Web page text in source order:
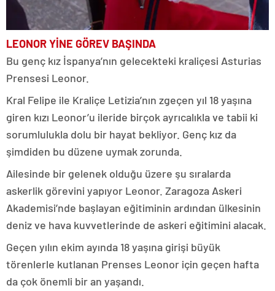
LEONOR YİNE GÖREV BAŞINDA
Bu genç kız İspanya’nın gelecekteki kraliçesi Asturias
Prensesi Leonor.
Kral Felipe ile Kraliçe Letizia’nın zgeçen yıl 18 yaşına
giren kızı Leonor’u ileride birçok ayrıcalıkla ve tabii ki
sorumlulukla dolu bir hayat bekliyor. Genç kız da
şimdiden bu düzene uymak zorunda.
Ailesinde bir gelenek olduğu üzere şu sıralarda
askerlik görevini yapıyor Leonor. Zaragoza Askeri
Akademisi’nde başlayan eğitiminin ardından ülkesinin
deniz ve hava kuvvetlerinde de askeri eğitimini alacak.
Geçen yılın ekim ayında 18 yaşına girişi büyük
törenlerle kutlanan Prenses Leonor için geçen hafta
da çok önemli bir an yaşandı.